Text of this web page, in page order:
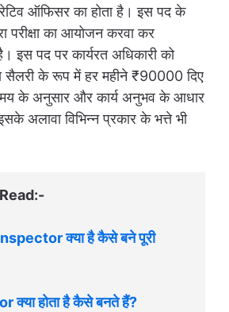
ऑफिसर का होता है। इस पद के
परीक्षा का आयोजन करवा कर
इस पद पर कार्यरत अधिकारी को
सैलरी के रूप में हर महीने ₹90000 दिए
के अनुसार और कार्य अनुभव के आधार
अलावा विभिन्न प्रकार के भत्ते भी
क्या है कैसे बने पूरी
क्या होता है कैसे बनते हैं?